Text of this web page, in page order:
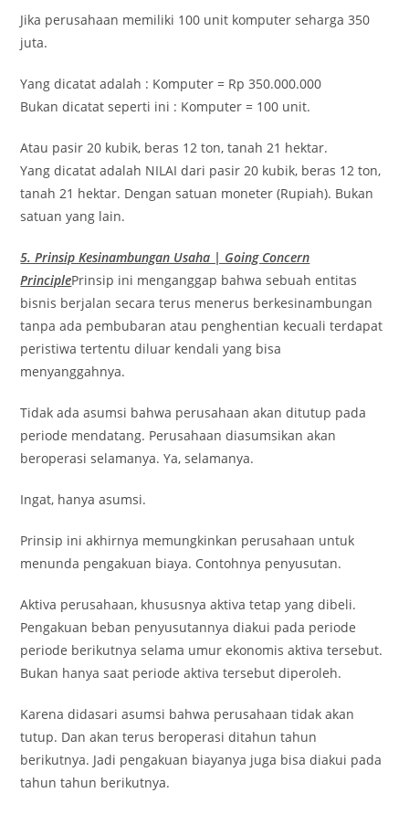
Jika perusahaan memiliki 100 unit komputer seharga 350
juta.
Yang dicatat adalah : Komputer = Rp 350.000.000
Bukan dicatat seperti ini : Komputer = 100 unit.
Atau pasir 20 kubik, beras 12 ton, tanah 21 hektar.
Yang dicatat adalah NILAI dari pasir 20 kubik, beras 12 ton,
tanah 21 hektar. Dengan satuan moneter (Rupiah). Bukan
satuan yang lain.
5. Prinsip Kesinambungan Usaha | Going Concern
PrinciplePrinsip ini menganggap bahwa sebuah entitas
bisnis berjalan secara terus menerus berkesinambungan
tanpa ada pembubaran atau penghentian kecuali terdapat
peristiwa tertentu diluar kendali yang bisa
menyanggahnya.
Tidak ada asumsi bahwa perusahaan akan ditutup pada
periode mendatang. Perusahaan diasumsikan akan
beroperasi selamanya. Ya, selamanya.
Ingat, hanya asumsi.
Prinsip ini akhirnya memungkinkan perusahaan untuk
menunda pengakuan biaya. Contohnya penyusutan.
Aktiva perusahaan, khususnya aktiva tetap yang dibeli.
Pengakuan beban penyusutannya diakui pada periode
periode berikutnya selama umur ekonomis aktiva tersebut.
Bukan hanya saat periode aktiva tersebut diperoleh.
Karena didasari asumsi bahwa perusahaan tidak akan
tutup. Dan akan terus beroperasi ditahun tahun
berikutnya. Jadi pengakuan biayanya juga bisa diakui pada
tahun tahun berikutnya.